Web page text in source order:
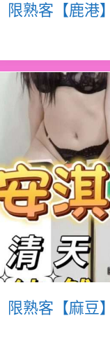
限熟客【鹿港
限熟客【麻豆